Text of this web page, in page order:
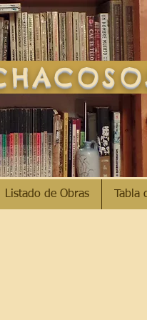
Listado de Obras